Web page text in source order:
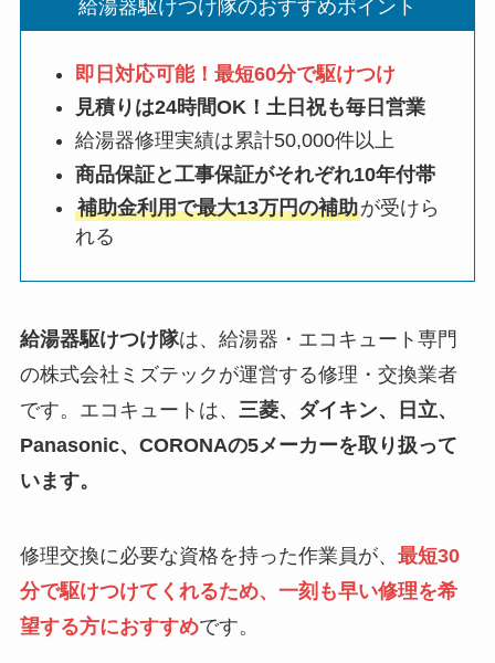
給湯器駆けつけ隊のおすすめポイント
即日対応可能！最短60分で駆けつけ
見積りは24時間OK！土日祝も毎日営業
給湯器修理実績は累計50,000件以上
商品保証と工事保証がそれぞれ10年付帯
補助金利用で最大13万円の補助が受けら
れる
給湯器駆けつけ隊は、給湯器・エコキュート専門
の株式会社ミズテックが運営する修理・交換業者
です。エコキュートは、 三菱、ダイキン、日立、
Panasonic、CORONAの5メーカーを取り扱って
います。
修理交換に必要な資格を持った作業員が、 最短30
分で駆けつけてくれるため、一刻も早い修理を希
望する方におすすめです。